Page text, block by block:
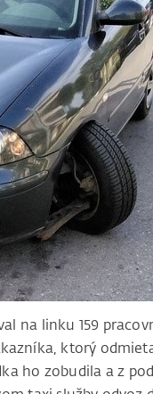
na linku 159
ktorý
ho zobudila a z